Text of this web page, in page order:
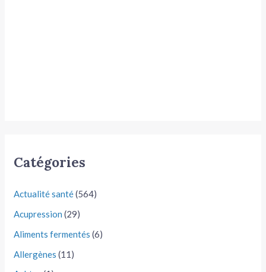
Catégories
Actualité santé(564)
Acupression (29)
Aliments fermentés (6)
Allergènes (11)